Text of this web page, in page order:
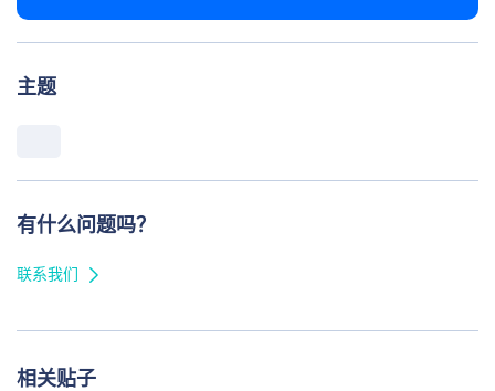
主题
有什么问题吗？
联系我们
相关贴子